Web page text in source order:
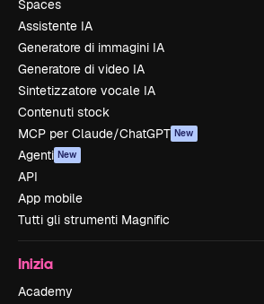
Spaces
Assistente IA
Generatore di immagini IA
Generatore di video IA
Sintetizzatore vocale IA
Contenuti stock
MCP per Claude/ChatGPT New
Agenti New
API
App mobile
Tutti gli strumenti Magnific
Inizia
Academy